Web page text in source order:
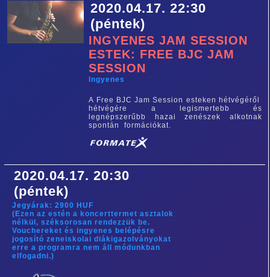
2020.04.17. 22:30
(péntek)
INGYENES JAM SESSION
ESTEK: FREE BJC JAM
SESSION
Ingyenes
A Free BJC Jam Session esteken hétvégéről
hétvégére a legismertebb és
legnépszerűbb hazai zenészek alkotnak
spontán formációkat.
2020.04.17. 20:30
(péntek)
Jegyárak: 2900 HUF
(Ezen az estén a koncerttermet asztalok
nélkül, széksorosan rendezzük be.
Vouchereket és ingyenes belépésre
jogosító zeneiskolai diákigazolványokat
erre a programra nem áll módunkban
elfogadni.)